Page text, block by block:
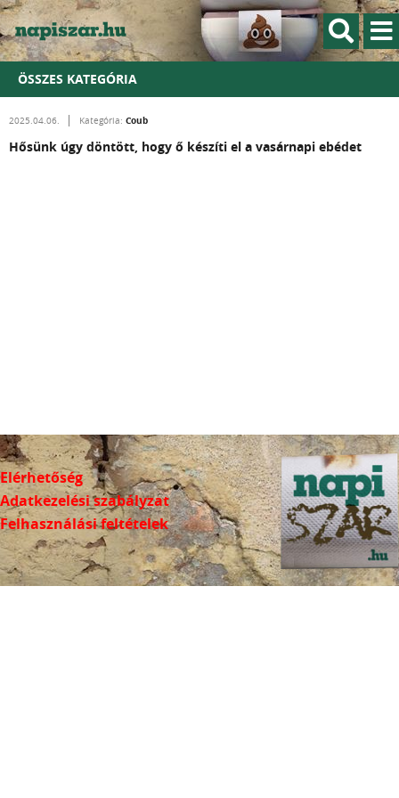
ÖSSZES KATEGÓRIA
2025.04.06. Kategória: Coub
Hősünk úgy döntött, hogy ő készíti el a vasárnapi ebédet
Elérhetőség
Adatkezelési szabályzat
Felhasználási feltételek